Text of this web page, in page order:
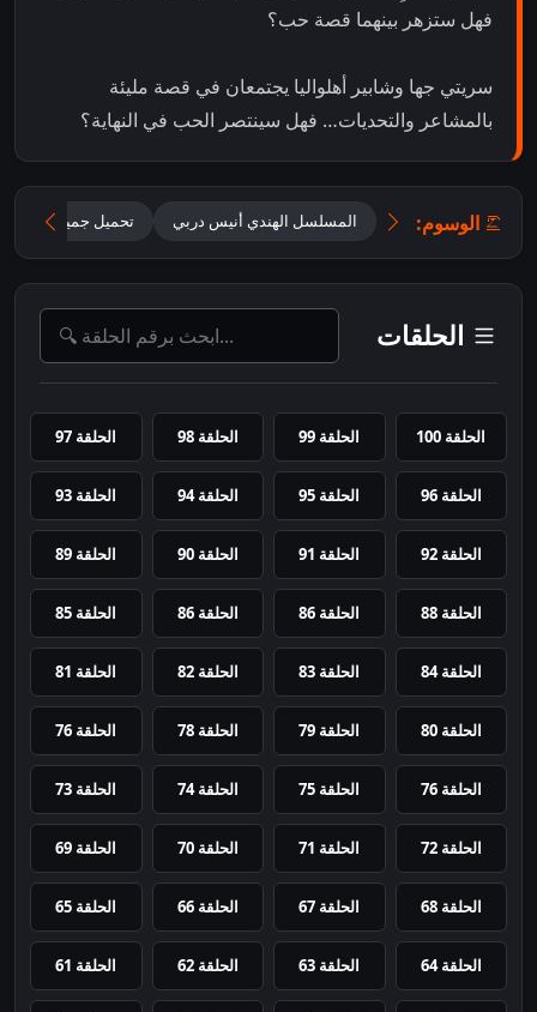
فهل ستزهر بينهما قصة حب؟
سريتي جها وشابير أهلواليا يجتمعان في قصة مليئة
بالمشاعر والتحديات… فهل سينتصر الحب في النهاية؟
الوسوم: المسلسل الهندي أنيس دربي تحميل جميع حلقات Oh Humnava – Tum Dena Saath Mera مترجمة
الحلقات
الحلقة 100 الحلقة 99 الحلقة 98 الحلقة 97
الحلقة 96 الحلقة 95 الحلقة 94 الحلقة 93
الحلقة 92 الحلقة 91 الحلقة 90 الحلقة 89
الحلقة 88 الحلقة 86 الحلقة 86 الحلقة 85
الحلقة 84 الحلقة 83 الحلقة 82 الحلقة 81
الحلقة 80 الحلقة 79 الحلقة 78 الحلقة 76
الحلقة 76 الحلقة 75 الحلقة 74 الحلقة 73
الحلقة 72 الحلقة 71 الحلقة 70 الحلقة 69
الحلقة 68 الحلقة 67 الحلقة 66 الحلقة 65
الحلقة 64 الحلقة 63 الحلقة 62 الحلقة 61